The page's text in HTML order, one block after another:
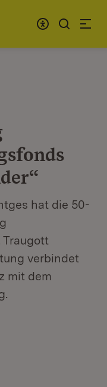
hat die 50-
Traugott
verbindet
mit dem